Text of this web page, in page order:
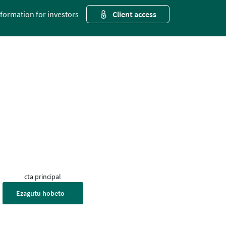
for investors Client access
cta principal
Ezagutu hobeto